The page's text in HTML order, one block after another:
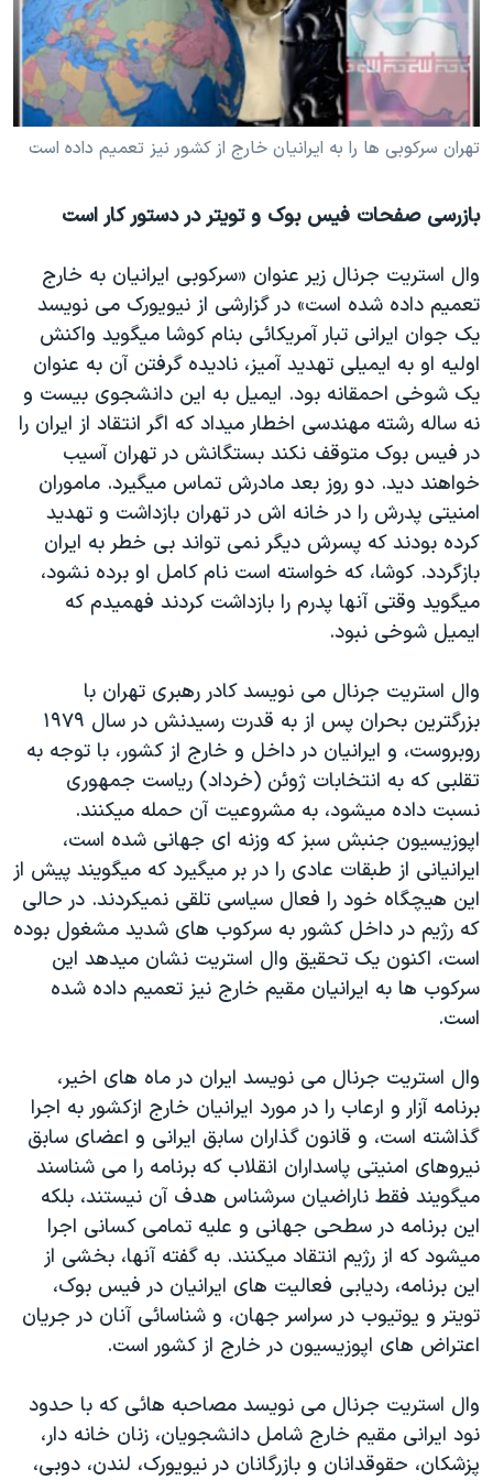
فرهنگ و زندگی
حقوق شهروندی
اقتصادی
علم و فناوری
گالری عکس
مستندها
انتخابات ریاست جمهوری آمریکا ۲۰۲۴
حمله جمهوری اسلامی به اسرائیل
رمز مهسا
اعتراضات زن، زندگی، آزادی
تریبونال مردمی آبان ۹۸
دادگاه حمید نوری
چهل سال گروگان‌گیری
قانون شفافیت دارائی کادر رهبری ایران
اعتراضات مردمی آبان ۹۸
اسرائیل در جنگ
نرگس محمدی برنده جایزه نوبل صلح
همایش محافظه‌کاران آمریکا «سی‌پک»
صفحه‌های ویژه
دنبال کنید
تهران سرکوبی ها را به ايرانيان خارج از کشور نيز تعميم داده است
بازرسی صفحات فيس بوک و تويتر در دستور کار است
وال استريت جرنال زير عنوان «سرکوبی ايرانيان به خارج
تعميم داده شده است» در گزارشی از نيويورک می نويسد
يک جوان ايرانی تبار آمريکائی بنام کوشا ميگويد واکنش
اوليه او به ایميلی تهديد آميز، ناديده گرفتن آن به عنوان
يک شوخی احمقانه بود. ایميل به اين دانشجوی بيست و
نه ساله رشته مهندسی اخطار ميداد که اگر انتقاد از ايران را
در فيس بوک متوقف نکند بستگانش در تهران آسيب
خواهند ديد. دو روز بعد مادرش تماس ميگيرد. ماموران
امنيتی پدرش را در خانه اش در تهران بازداشت و تهديد
کرده بودند که پسرش ديگر نمی تواند بی خطر به ايران
بازگردد. کوشا، که خواسته است نام کامل او برده نشود،
ميگويد وقتی آنها پدرم را بازداشت کردند فهميدم که
ایميل شوخی نبود.
وال استريت جرنال می نويسد کادر رهبری تهران با
بزرگترين بحران پس از به قدرت رسيدنش در سال ۱۹۷۹
روبروست، و ايرانيان در داخل و خارج از کشور، با توجه به
تقلبی که به انتخابات ژوئن (خرداد) رياست جمهوری
نسبت داده ميشود، به مشروعيت آن حمله ميکنند.
اپوزيسيون جنبش سبز که وزنه ای جهانی شده است،
ايرانيانی از طبقات عادی را در بر ميگيرد که ميگويند پيش از
اين هيچگاه خود را فعال سياسی تلقی نميکردند. در حالی
که رژيم در داخل کشور به سرکوب های شديد مشغول بوده
است، اکنون يک تحقيق وال استريت نشان ميدهد اين
سرکوب ها به ايرانيان مقيم خارج نيز تعميم داده شده
است.
وال استريت جرنال می نويسد ايران در ماه های اخير،
برنامه آزار و ارعاب را در مورد ايرانيان خارج ازکشور به اجرا
گذاشته است، و قانون گذاران سابق ايرانی و اعضای سابق
نيروهای امنيتی پاسداران انقلاب که برنامه را می شناسند
ميگويند فقط ناراضيان سرشناس هدف آن نيستند، بلکه
اين برنامه در سطحی جهانی و عليه تمامی کسانی اجرا
ميشود که از رژيم انتقاد ميکنند. به گفته آنها، بخشی از
اين برنامه، رديابی فعاليت های ايرانيان در فيس بوک،
تويتر و يوتيوب در سراسر جهان، و شناسائی آنان در جريان
اعتراض های اپوزيسيون در خارج از کشور است.
وال استريت جرنال می نويسد مصاحبه هائی که با حدود
نود ايرانی مقيم خارج شامل دانشجويان، زنان خانه دار،
پزشکان، حقوقدانان و بازرگانان در نيويورک، لندن، دوبی،